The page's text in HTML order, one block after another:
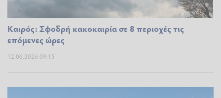
Καιρός: Σφοδρή κακοκαιρία σε 8 περιοχές τις
επόμενες ώρες
12.06.2026 09:15